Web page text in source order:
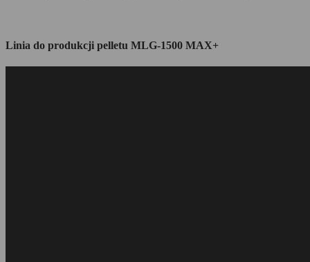
Linia do produkcji pelletu MLG-1500 MAX+